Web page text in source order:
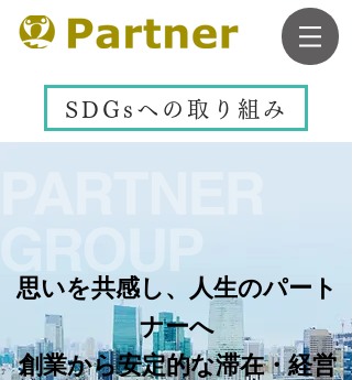
SDGsへの取り組み
思いを共感し、人生のパート
ナーへ
創業から安定的な滞在・経営